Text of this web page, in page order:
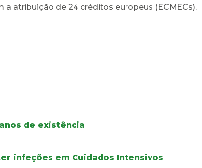
a atribuição de 24 créditos europeus (ECMECs).
de existência
infeções em Cuidados Intensivos